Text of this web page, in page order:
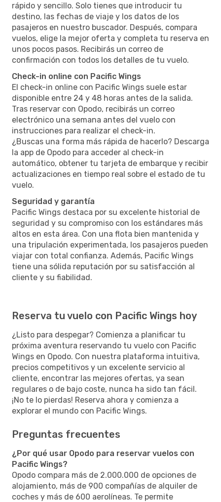
rápido y sencillo. Solo tienes que introducir tu
destino, las fechas de viaje y los datos de los
pasajeros en nuestro buscador. Después, compara
vuelos, elige la mejor oferta y completa tu reserva en
unos pocos pasos. Recibirás un correo de
confirmación con todos los detalles de tu vuelo.
Check-in online con Pacific Wings
El check-in online con Pacific Wings suele estar
disponible entre 24 y 48 horas antes de la salida.
Tras reservar con Opodo, recibirás un correo
electrónico una semana antes del vuelo con
instrucciones para realizar el check-in.
¿Buscas una forma más rápida de hacerlo? Descarga
la app de Opodo para acceder al check-in
automático, obtener tu tarjeta de embarque y recibir
actualizaciones en tiempo real sobre el estado de tu
vuelo.
Seguridad y garantía
Pacific Wings destaca por su excelente historial de
seguridad y su compromiso con los estándares más
altos en esta área. Con una flota bien mantenida y
una tripulación experimentada, los pasajeros pueden
viajar con total confianza. Además, Pacific Wings
tiene una sólida reputación por su satisfacción al
cliente y su fiabilidad.
Reserva tu vuelo con Pacific Wings hoy
¿Listo para despegar? Comienza a planificar tu
próxima aventura reservando tu vuelo con Pacific
Wings en Opodo. Con nuestra plataforma intuitiva,
precios competitivos y un excelente servicio al
cliente, encontrar las mejores ofertas, ya sean
regulares o de bajo coste, nunca ha sido tan fácil.
¡No te lo pierdas! Reserva ahora y comienza a
explorar el mundo con Pacific Wings.
Preguntas frecuentes
¿Por qué usar Opodo para reservar vuelos con
Pacific Wings?
Opodo compara más de 2.000.000 de opciones de
alojamiento, más de 900 compañías de alquiler de
coches y más de 600 aerolíneas. Te permite